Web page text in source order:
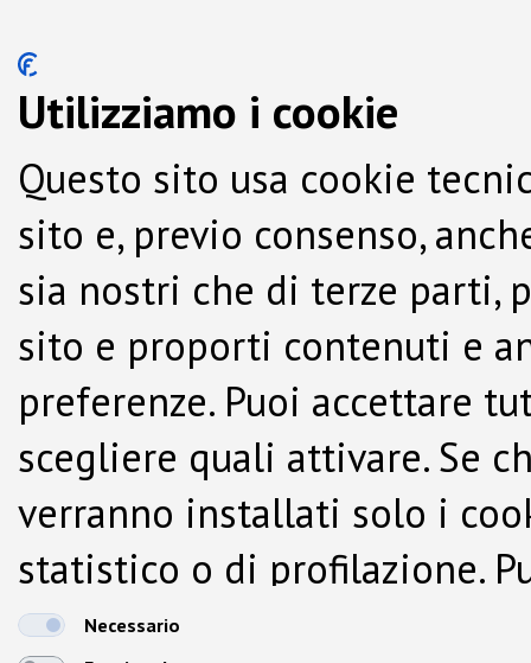
Utilizziamo i cookie
Questo sito usa cookie
sito e, previo consenso,
sia nostri che di terze parti,
sito e proporti contenuti e
preferenze. Puoi accettare
scegliere quali attivare. Se
verranno installati solo i
statistico o di profilazione.
dalla Cookie Policy.
Necessario